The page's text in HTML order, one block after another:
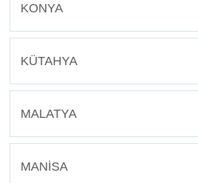
KONYA
KÜTAHYA
MALATYA
MANİSA